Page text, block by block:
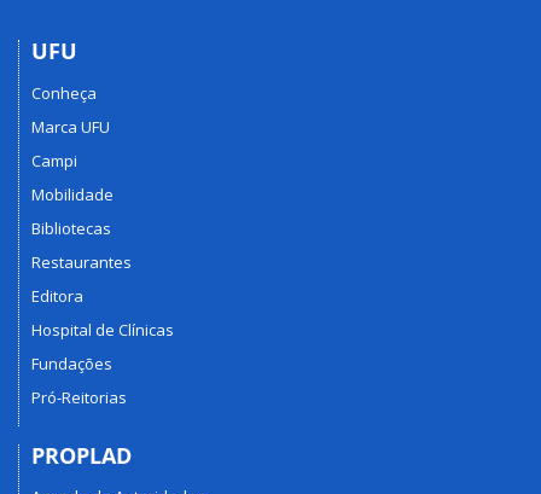
UFU
Conheça
Marca UFU
Campi
Mobilidade
Bibliotecas
Restaurantes
Editora
Hospital de Clínicas
Fundações
Pró-Reitorias
PROPLAD